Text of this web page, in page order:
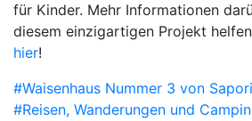
für Kinder. Mehr Informationen
diesem einzigartigen Projekt
hier!
#Waisenhaus Nummer 3 von
#Reisen, Wanderungen und